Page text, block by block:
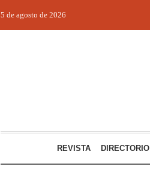
5 de agosto de 2026
REVISTA DIRECTORIO